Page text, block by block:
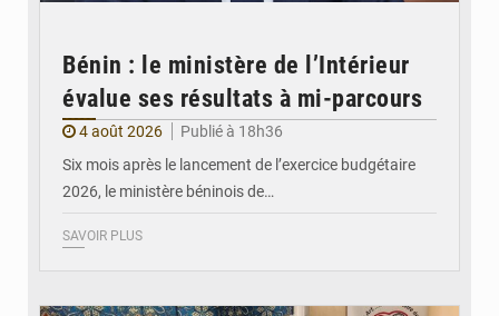
Bénin : le ministère de l’Intérieur
évalue ses résultats à mi-parcours
4 août 2026
Publié à 18h36
Six mois après le lancement de l’exercice budgétaire
2026, le ministère béninois de…
SAVOIR PLUS